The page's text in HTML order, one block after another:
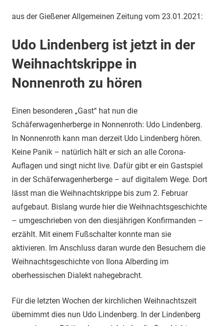
aus der Gießener Allgemeinen Zeitung vom 23.01.2021:
Udo Lindenberg ist jetzt in der
Weihnachtskrippe in
Nonnenroth zu hören
Einen besonderen „Gast“ hat nun die
Schäferwagenherberge in Nonnenroth: Udo Lindenberg.
In Nonnenroth kann man derzeit Udo Lindenberg hören.
Keine Panik – natürlich hält er sich an alle Corona-
Auflagen und singt nicht live. Dafür gibt er ein Gastspiel
in der Schäferwagenherberge – auf digitalem Wege. Dort
lässt man die Weihnachtskrippe bis zum 2. Februar
aufgebaut. Bislang wurde hier die Weihnachtsgeschichte
– umgeschrieben von den diesjährigen Konfirmanden –
erzählt. Mit einem Fußschalter konnte man sie
aktivieren. Im Anschluss daran wurde den Besuchern die
Weihnachtsgeschichte von Ilona Alberding im
oberhessischen Dialekt nahegebracht.
Für die letzten Wochen der kirchlichen Weihnachtszeit
übernimmt dies nun Udo Lindenberg. In der Lindenberg